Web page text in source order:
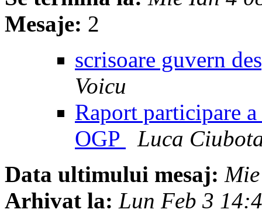
Mesaje: 2
scrisoare guvern
Voicu
Raport participare
OGP
Luca
Data ultimului mesaj:
Arhivat la: Lun Feb 3